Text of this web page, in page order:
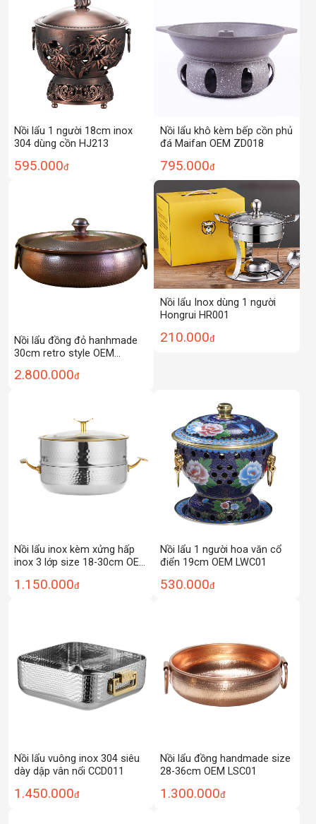
Nồi lẩu 1 người 18cm inox
304 dùng cồn HJ213
595.000đ
Nồi lẩu khô kèm bếp cồn phủ
đá Maifan OEM ZD018
795.000đ
Nồi lẩu đồng đỏ hanhmade
30cm retro style OEM
2.800.000đ
Nồi lẩu Inox dùng 1 người
Hongrui HR001
210.000đ
Nồi lẩu inox kèm xửng hấp
inox 3 lớp size 18-30cm OEM
1.150.000đ
Nồi lẩu 1 người hoa văn cổ
điển 19cm OEM LWC01
530.000đ
Nồi lẩu vuông inox 304 siêu
dày dập vân nổi CCD011
1.450.000đ
Nồi lẩu đồng handmade size
28-36cm OEM LSC01
1.300.000đ